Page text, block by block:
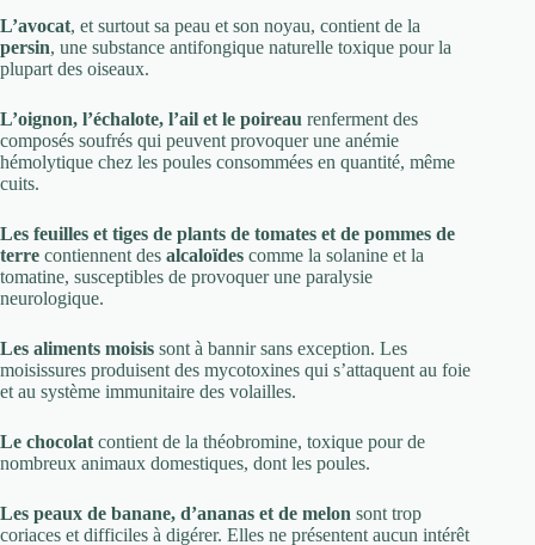
L’avocat, et surtout sa peau et son noyau, contient de la
persin, une substance antifongique naturelle toxique pour la
plupart des oiseaux.
L’oignon, l’échalote, l’ail et le poireau renferment des
composés soufrés qui peuvent provoquer une anémie
hémolytique chez les poules consommées en quantité, même
cuits.
Les feuilles et tiges de plants de tomates et de pommes de
terre contiennent des alcaloïdes comme la solanine et la
tomatine, susceptibles de provoquer une paralysie
neurologique.
Les aliments moisis sont à bannir sans exception. Les
moisissures produisent des mycotoxines qui s’attaquent au foie
et au système immunitaire des volailles.
Le chocolat contient de la théobromine, toxique pour de
nombreux animaux domestiques, dont les poules.
Les peaux de banane, d’ananas et de melon sont trop
coriaces et difficiles à digérer. Elles ne présentent aucun intérêt